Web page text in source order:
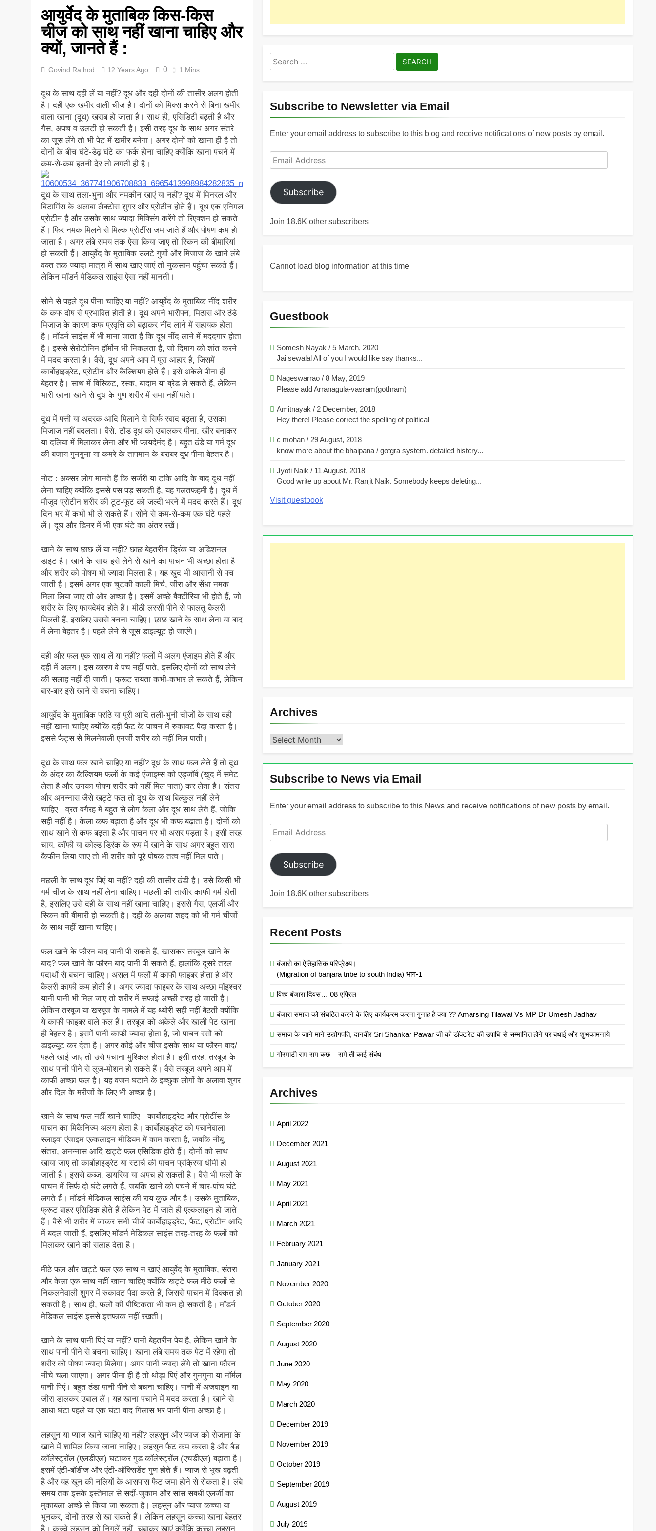
5 Years Ago
आयुर्वेद के मुताबिक किस-किस
चीज को साथ नहीं खाना चाहिए और
क्यों, जानते हैं :
Govind Rathod 12 Years Ago 0 1 Mins
दूध के साथ दही लें या नहीं? दूध और दही दोनों की तासीर अलग होती
है। दही एक खमीर वाली चीज है। दोनों को मिक्स करने से बिना खमीर
वाला खाना (दूध) खराब हो जाता है। साथ ही, एसिडिटी बढ़ती है और
गैस, अपच व उलटी हो सकती है। इसी तरह दूध के साथ अगर संतरे
का जूस लेंगे तो भी पेट में खमीर बनेगा। अगर दोनों को खाना ही है तो
दोनों के बीच घंटे-डेढ़ घंटे का फर्क होना चाहिए क्योंकि खाना पचने में
कम-से-कम इतनी देर तो लगती ही है।
दूध के साथ तला-भुना और नमकीन खाएं या नहीं? दूध में मिनरल और
विटामिंस के अलावा लैक्टोस शुगर और प्रोटीन होते हैं। दूध एक एनिमल
प्रोटीन है और उसके साथ ज्यादा मिक्सिंग करेंगे तो रिएक्शन हो सकते
हैं। फिर नमक मिलने से मिल्क प्रोटींस जम जाते हैं और पोषण कम हो
जाता है। अगर लंबे समय तक ऐसा किया जाए तो स्किन की बीमारियां
हो सकती हैं। आयुर्वेद के मुताबिक उलटे गुणों और मिजाज के खाने लंबे
वक्त तक ज्यादा मात्रा में साथ खाए जाएं तो नुकसान पहुंचा सकते हैं।
लेकिन मॉडर्न मेडिकल साइंस ऐसा नहीं मानती।
सोने से पहले दूध पीना चाहिए या नहीं? आयुर्वेद के मुताबिक नींद शरीर
के कफ दोष से प्रभावित होती है। दूध अपने भारीपन, मिठास और ठंडे
मिजाज के कारण कफ प्रवृत्ति को बढ़ाकर नींद लाने में सहायक होता
है। मॉडर्न साइंस में भी माना जाता है कि दूध नींद लाने में मददगार होता
है। इससे सेरोटोनिन हॉर्मोन भी निकलता है, जो दिमाग को शांत करने
में मदद करता है। वैसे, दूध अपने आप में पूरा आहार है, जिसमें
कार्बोहाइड्रेट, प्रोटीन और कैल्शियम होते हैं। इसे अकेले पीना ही
बेहतर है। साथ में बिस्किट, रस्क, बादाम या ब्रेड ले सकते हैं, लेकिन
भारी खाना खाने से दूध के गुण शरीर में समा नहीं पाते।
दूध में पत्ती या अदरक आदि मिलाने से सिर्फ स्वाद बढ़ता है, उसका
मिजाज नहीं बदलता। वैसे, टोंड दूध को उबालकर पीना, खीर बनाकर
या दलिया में मिलाकर लेना और भी फायदेमंद है। बहुत ठंडे या गर्म दूध
की बजाय गुनगुना या कमरे के तापमान के बराबर दूध पीना बेहतर है।
नोट : अक्सर लोग मानते हैं कि सर्जरी या टांके आदि के बाद दूध नहीं
लेना चाहिए क्योंकि इससे पस पड़ सकती है, यह गलतफहमी है। दूध में
मौजूद प्रोटीन शरीर की टूट-फूट को जल्दी भरने में मदद करते हैं। दूध
दिन भर में कभी भी ले सकते हैं। सोने से कम-से-कम एक घंटे पहले
लें। दूध और डिनर में भी एक घंटे का अंतर रखें।
खाने के साथ छाछ लें या नहीं? छाछ बेहतरीन ड्रिंक या अडिशनल
डाइट है। खाने के साथ इसे लेने से खाने का पाचन भी अच्छा होता है
और शरीर को पोषण भी ज्यादा मिलता है। यह खुद भी आसानी से पच
जाती है। इसमें अगर एक चुटकी काली मिर्च, जीरा और सेंधा नमक
मिला लिया जाए तो और अच्छा है। इसमें अच्छे बैक्टीरिया भी होते हैं, जो
शरीर के लिए फायदेमंद होते हैं। मीठी लस्सी पीने से फालतू कैलरी
मिलती हैं, इसलिए उससे बचना चाहिए। छाछ खाने के साथ लेना या बाद
में लेना बेहतर है। पहले लेने से जूस डाइल्यूट हो जाएंगे।
दही और फल एक साथ लें या नहीं? फलों में अलग एंजाइम होते हैं और
दही में अलग। इस कारण वे पच नहीं पाते, इसलिए दोनों को साथ लेने
की सलाह नहीं दी जाती। फ्रूट रायता कभी-कभार ले सकते हैं, लेकिन
बार-बार इसे खाने से बचना चाहिए।
आयुर्वेद के मुताबिक परांठे या पूरी आदि तली-भुनी चीजों के साथ दही
नहीं खाना चाहिए क्योंकि दही फैट के पाचन में रुकावट पैदा करता है।
इससे फैट्स से मिलनेवाली एनर्जी शरीर को नहीं मिल पाती।
दूध के साथ फल खाने चाहिए या नहीं? दूध के साथ फल लेते हैं तो दूध
के अंदर का कैल्शियम फलों के कई एंजाइम्स को एड्जॉर्ब (खुद में समेट
लेता है और उनका पोषण शरीर को नहीं मिल पाता) कर लेता है। संतरा
और अनन्नास जैसे खट्टे फल तो दूध के साथ बिल्कुल नहीं लेने
चाहिए। व्रत वगैरह में बहुत से लोग केला और दूध साथ लेते हैं, जोकि
सही नहीं है। केला कफ बढ़ाता है और दूध भी कफ बढ़ाता है। दोनों को
साथ खाने से कफ बढ़ता है और पाचन पर भी असर पड़ता है। इसी तरह
चाय, कॉफी या कोल्ड ड्रिंक के रूप में खाने के साथ अगर बहुत सारा
कैफीन लिया जाए तो भी शरीर को पूरे पोषक तत्व नहीं मिल पाते।
मछली के साथ दूध पिएं या नहीं? दही की तासीर ठंडी है। उसे किसी भी
गर्म चीज के साथ नहीं लेना चाहिए। मछली की तासीर काफी गर्म होती
है, इसलिए उसे दही के साथ नहीं खाना चाहिए। इससे गैस, एलर्जी और
स्किन की बीमारी हो सकती है। दही के अलावा शहद को भी गर्म चीजों
के साथ नहीं खाना चाहिए।
फल खाने के फौरन बाद पानी पी सकते हैं, खासकर तरबूज खाने के
बाद? फल खाने के फौरन बाद पानी पी सकते हैं, हालांकि दूसरे तरल
पदार्थों से बचना चाहिए। असल में फलों में काफी फाइबर होता है और
कैलरी काफी कम होती है। अगर ज्यादा फाइबर के साथ अच्छा मॉइश्चर
यानी पानी भी मिल जाए तो शरीर में सफाई अच्छी तरह हो जाती है।
लेकिन तरबूज या खरबूज के मामले में यह थ्योरी सही नहीं बैठती क्योंकि
ये काफी फाइबर वाले फल हैं। तरबूज को अकेले और खाली पेट खाना
ही बेहतर है। इसमें पानी काफी ज्यादा होता है, जो पाचन रसों को
डाइल्यूट कर देता है। अगर कोई और चीज इसके साथ या फौरन बाद/
पहले खाई जाए तो उसे पचाना मुश्किल होता है। इसी तरह, तरबूज के
साथ पानी पीने से लूज-मोशन हो सकते हैं। वैसे तरबूज अपने आप में
काफी अच्छा फल है। यह वजन घटाने के इच्छुक लोगों के अलावा शुगर
और दिल के मरीजों के लिए भी अच्छा है।
खाने के साथ फल नहीं खाने चाहिए। कार्बोहाइड्रेट और प्रोटींस के
पाचन का मिकैनिज्म अलग होता है। कार्बोहाइड्रेट को पचानेवाला
स्लाइवा एंजाइम एल्कलाइन मीडियम में काम करता है, जबकि नीबू,
संतरा, अनन्नास आदि खट्टे फल एसिडिक होते हैं। दोनों को साथ
खाया जाए तो कार्बोहाइड्रेट या स्टार्च की पाचन प्रक्रिया धीमी हो
जाती है। इससे कब्ज, डायरिया या अपच हो सकती है। वैसे भी फलों के
पाचन में सिर्फ दो घंटे लगते हैं, जबकि खाने को पचने में चार-पांच घंटे
लगते हैं। मॉडर्न मेडिकल साइंस की राय कुछ और है। उसके मुताबिक,
फ्रूट बाहर एसिडिक होते हैं लेकिन पेट में जाते ही एल्कलाइन हो जाते
हैं। वैसे भी शरीर में जाकर सभी चीजें कार्बोहाइड्रेट, फैट, प्रोटीन आदि
में बदल जाती हैं, इसलिए मॉडर्न मेडिकल साइंस तरह-तरह के फलों को
मिलाकर खाने की सलाह देता है।
मीठे फल और खट्टे फल एक साथ न खाएं आयुर्वेद के मुताबिक, संतरा
और केला एक साथ नहीं खाना चाहिए क्योंकि खट्टे फल मीठे फलों से
निकलनेवाली शुगर में रुकावट पैदा करते हैं, जिससे पाचन में दिक्कत हो
सकती है। साथ ही, फलों की पौष्टिकता भी कम हो सकती है। मॉडर्न
मेडिकल साइंस इससे इत्तफाक नहीं रखती।
खाने के साथ पानी पिएं या नहीं? पानी बेहतरीन पेय है, लेकिन खाने के
साथ पानी पीने से बचना चाहिए। खाना लंबे समय तक पेट में रहेगा तो
शरीर को पोषण ज्यादा मिलेगा। अगर पानी ज्यादा लेंगे तो खाना फौरन
नीचे चला जाएगा। अगर पीना ही है तो थोड़ा पिएं और गुनगुना या नॉर्मल
पानी पिएं। बहुत ठंडा पानी पीने से बचना चाहिए। पानी में अजवाइन या
जीरा डालकर उबाल लें। यह खाना पचाने में मदद करता है। खाने से
आधा घंटा पहले या एक घंटा बाद गिलास भर पानी पीना अच्छा है।
लहसुन या प्याज खाने चाहिए या नहीं? लहसुन और प्याज को रोजाना के
खाने में शामिल किया जाना चाहिए। लहसुन फैट कम करता है और बैड
कॉलेस्ट्रॉल (एलडीएल) घटाकर गुड कॉलेस्ट्रॉल (एचडीएल) बढ़ाता है।
इसमें एंटी-बॉडीज और एंटी-ऑक्सिडेंट गुण होते हैं। प्याज से भूख बढ़ती
है और यह खून की नलियों के आसपास फैट जमा होने से रोकता है। लंबे
समय तक इसके इस्तेमाल से सर्दी-जुकाम और सांस संबंधी एलर्जी का
मुकाबला अच्छे से किया जा सकता है। लहसुन और प्याज कच्चा या
भूनकर, दोनों तरह से खा सकते हैं। लेकिन लहसुन कच्चा खाना बेहतर
है। कच्चे लहसुन को निगलें नहीं, चबाकर खाएं क्योंकि कच्चा लहसुन
Search
for:
Subscribe to Newsletter via Email
Enter your email address to subscribe to this blog and receive notifications of new posts by email.
Email
Address
Subscribe
Join 18.6K other subscribers
Cannot load blog information at this time.
Guestbook
Somesh Nayak / 5 March, 2020
Jai sewalal All of you I would like say thanks...
Nageswarrao / 8 May, 2019
Please add Arranagula-vasram(gothram)
Amitnayak / 2 December, 2018
Hey there! Please correct the spelling of political.
c mohan / 29 August, 2018
know more about the bhaipana / gotgra system. detailed history...
Jyoti Naik / 11 August, 2018
Good write up about Mr. Ranjit Naik. Somebody keeps deleting...
Visit guestbook
Archives
Archives
Subscribe to News via Email
Enter your email address to subscribe to this News and receive notifications of new posts by email.
Email
Address
Subscribe
Join 18.6K other subscribers
Recent Posts
बंजारो का ऐतिहासिक परिप्रेक्ष्य।
(Migration of banjara tribe to south India) भाग-1
विश्व बंजारा दिवस… 08 एप्रिल
बंजारा समाज को संघठित करने के लिए कार्यक्रम करना गुनाह है क्या ?? Amarsing Tilawat Vs MP Dr Umesh Jadhav
समाज के जाने माने उद्योगपति, दानवीर Sri Shankar Pawar जी को डॉक्टरेट की उपाधि से सम्मानित होने पर बधाई और शुभकामनाये
गोरमाटी राम राम कछ – रामे ती काई संबंध
Archives
April 2022
December 2021
August 2021
May 2021
April 2021
March 2021
February 2021
January 2021
November 2020
October 2020
September 2020
August 2020
June 2020
May 2020
March 2020
December 2019
November 2019
October 2019
September 2019
August 2019
July 2019